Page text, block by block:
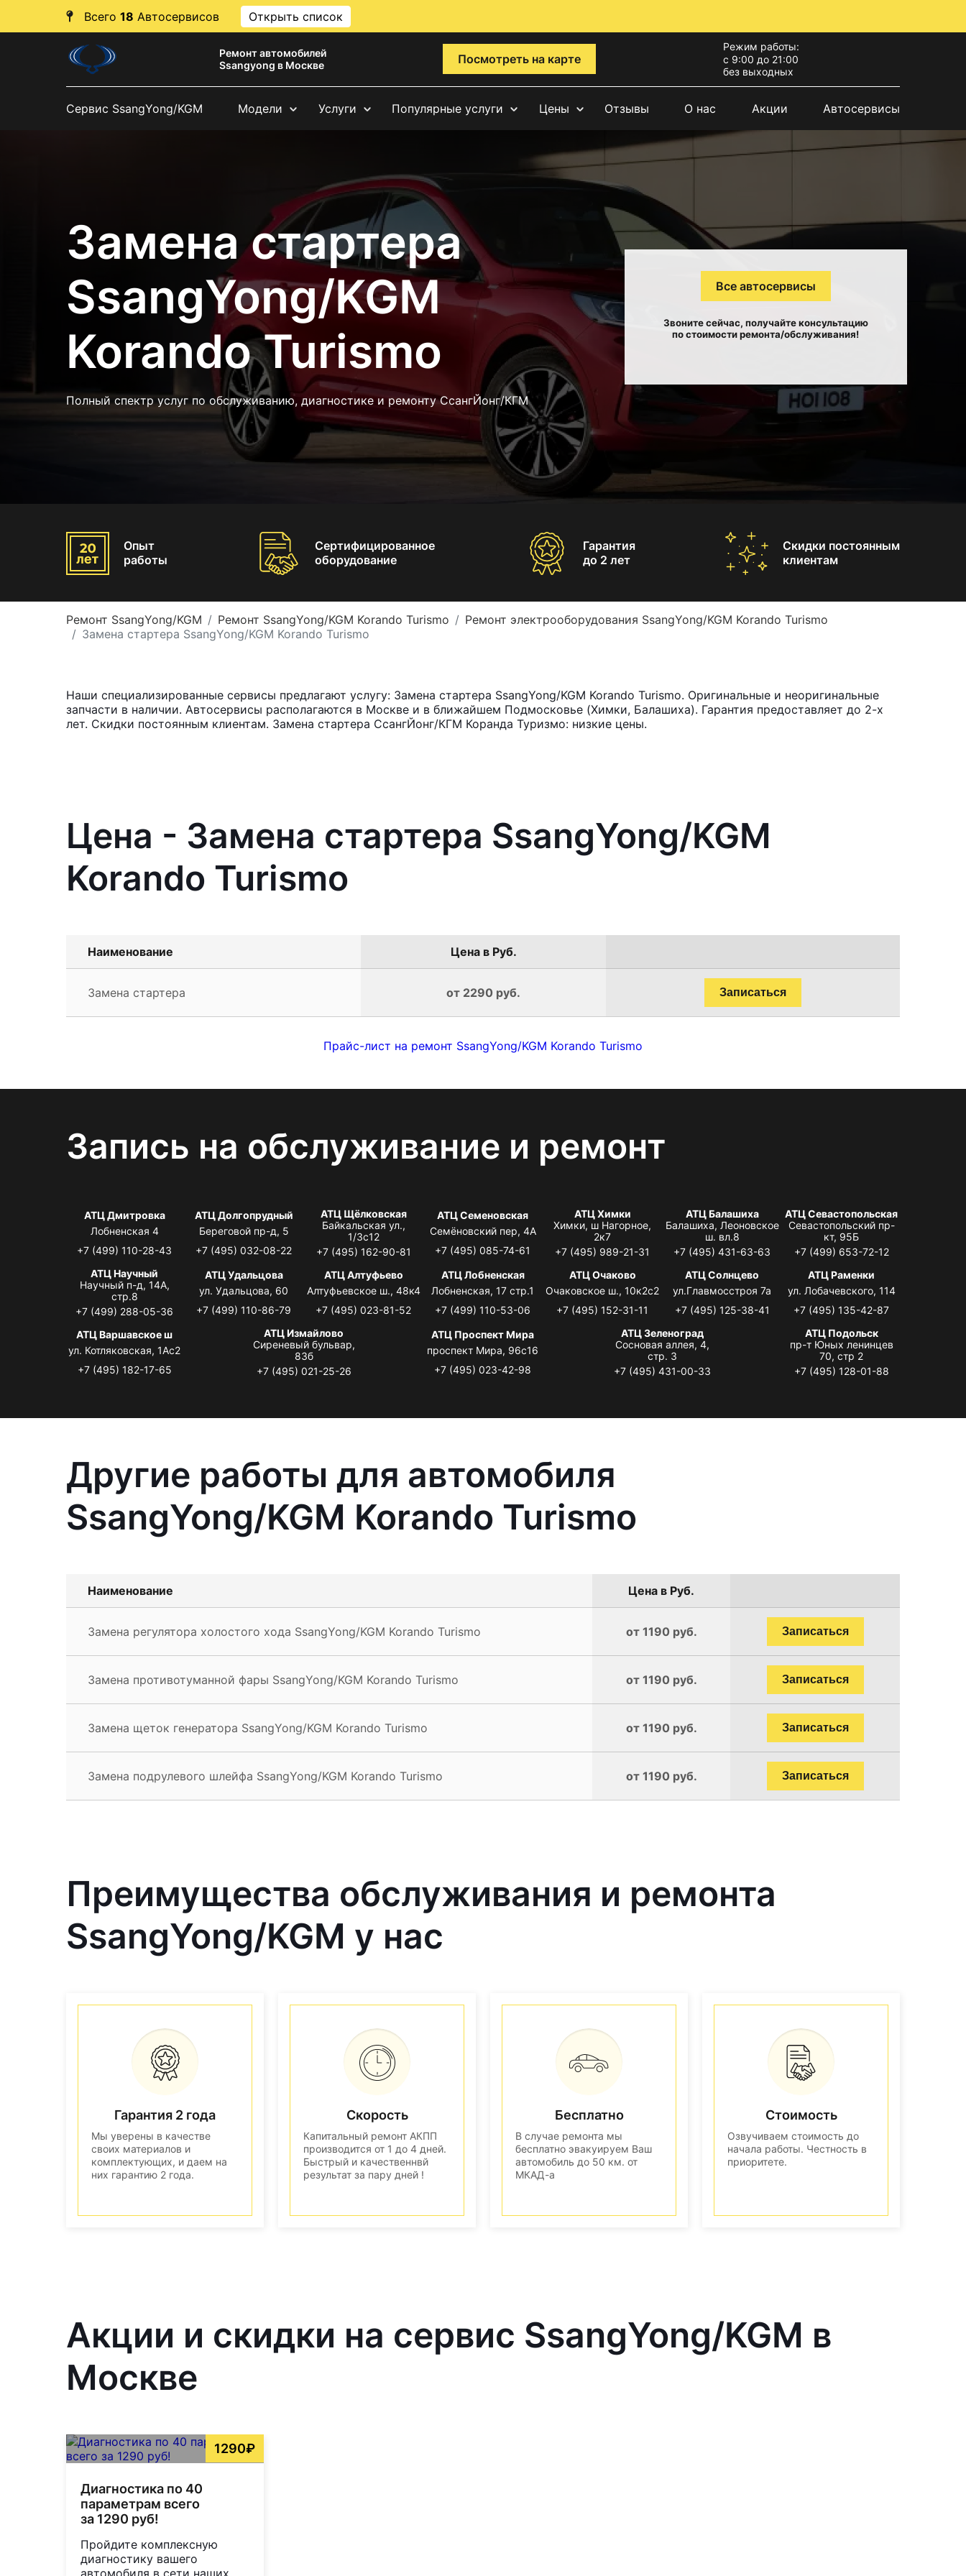
Всего 18 Автосервисов Открыть список
Ремонт автомобилей
Ssangyong в Москве
Посмотреть на карте
Режим работы:
с 9:00 до 21:00
без выходных
Сервис SsangYong/KGM Модели Услуги Популярные услуги Цены Отзывы О нас Акции Автосервисы
Замена стартера
SsangYong/KGM
Korando Turismo
Полный спектр услуг по обслуживанию, диагностике и ремонту СсангЙонг/КГМ
Все автосервисы
Звоните сейчас, получайте консультацию
по стоимости ремонта/обслуживания!
Опыт
работы
Сертифицированное
оборудование
Гарантия
до 2 лет
Скидки постоянным
клиентам
Ремонт SsangYong/KGM Ремонт SsangYong/KGM Korando Turismo
Ремонт электрооборудования SsangYong/KGM Korando Turismo
Замена стартера SsangYong/KGM Korando Turismo
Наши специализированные сервисы предлагают услугу: Замена стартера SsangYong/KGM Korando Turismo. Оригинальные и неоригинальные
запчасти в наличии. Автосервисы располагаются в Москве и в ближайшем Подмосковье (Химки, Балашиха). Гарантия предоставляет до 2-х
лет. Скидки постоянным клиентам. Замена стартера СсангЙонг/КГМ Коранда Туризмо: низкие цены.
Цена - Замена стартера SsangYong/KGM
Korando Turismo
Наименование Цена в Руб.
Замена стартера от 2290 руб. Записаться
Прайс-лист на ремонт SsangYong/KGM Korando Turismo
Запись на обслуживание и ремонт
АТЦ Дмитровка
Лобненская 4
+7 (499) 110-28-43
АТЦ Долгопрудный
Береговой пр-д, 5
+7 (495) 032-08-22
АТЦ Щёлковская
Байкальская ул.,
1/3с12
+7 (495) 162-90-81
АТЦ Семеновская
Семёновский пер, 4А
+7 (495) 085-74-61
АТЦ Химки
Химки, ш Нагорное,
2к7
+7 (495) 989-21-31
АТЦ Балашиха
Балашиха, Леоновское
ш. вл.8
+7 (495) 431-63-63
АТЦ Севастопольская
Севастопольский пр-
кт, 95Б
+7 (499) 653-72-12
АТЦ Научный
Научный п-д, 14А,
стр.8
+7 (499) 288-05-36
АТЦ Удальцова
ул. Удальцова, 60
+7 (499) 110-86-79
АТЦ Алтуфьево
Алтуфьевское ш., 48к4
+7 (495) 023-81-52
АТЦ Лобненская
Лобненская, 17 стр.1
+7 (499) 110-53-06
АТЦ Очаково
Очаковское ш., 10к2с2
+7 (495) 152-31-11
АТЦ Солнцево
ул.Главмосстроя 7а
+7 (495) 125-38-41
АТЦ Раменки
ул. Лобачевского, 114
+7 (495) 135-42-87
АТЦ Варшавское ш
ул. Котляковская, 1Ас2
+7 (495) 182-17-65
АТЦ Измайлово
Сиреневый бульвар,
83б
+7 (495) 021-25-26
АТЦ Проспект Мира
проспект Мира, 96с16
+7 (495) 023-42-98
АТЦ Зеленоград
Сосновая аллея, 4,
стр. 3
+7 (495) 431-00-33
АТЦ Подольск
пр-т Юных ленинцев
70, стр 2
+7 (495) 128-01-88
Другие работы для автомобиля
SsangYong/KGM Korando Turismo
Наименование Цена в Руб.
Замена регулятора холостого хода SsangYong/KGM Korando Turismo от 1190 руб. Записаться
Замена противотуманной фары SsangYong/KGM Korando Turismo от 1190 руб. Записаться
Замена щеток генератора SsangYong/KGM Korando Turismo от 1190 руб. Записаться
Замена подрулевого шлейфа SsangYong/KGM Korando Turismo от 1190 руб. Записаться
Преимущества обслуживания и ремонта
SsangYong/KGM у нас
Гарантия 2 года
Мы уверены в качестве
своих материалов и
комплектующих, и даем на
них гарантию 2 года.
Скорость
Капитальный ремонт АКПП
производится от 1 до 4 дней.
Быстрый и качественнвй
результат за пару дней !
Бесплатно
В случае ремонта мы
бесплатно эвакуируем Ваш
автомобиль до 50 км. от
МКАД-а
Стоимость
Озвучиваем стоимость до
начала работы. Честность в
приоритете.
Акции и скидки на сервис SsangYong/KGM в
Москве
1290₽
Диагностика по 40
параметрам всего
за 1290 руб!
Пройдите комплексную
диагностику вашего
автомобиля в сети наших